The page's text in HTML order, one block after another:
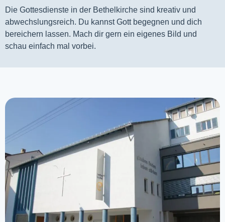
Die Gottesdienste in der Bethelkirche sind kreativ und
abwechslungsreich. Du kannst Gott begegnen und dich
bereichern lassen. Mach dir gern ein eigenes Bild und
schau einfach mal vorbei.